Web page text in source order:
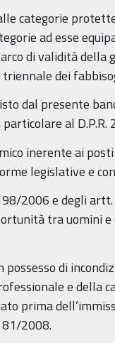
categorie
ad esse
di validità
dei
dal presente
al
inerente ai
legislative e
2006 e degli
tra uomini e
possesso di
e della
prima
81/2008.